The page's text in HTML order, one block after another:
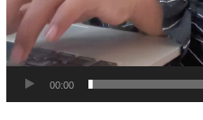
00:00